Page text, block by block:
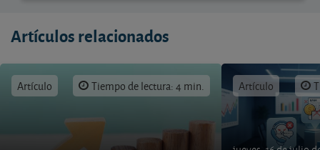
Artículos relacionados
Artículo Tiempo de lectura: 4 min. Artículo